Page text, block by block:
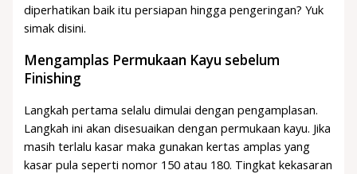
diperhatikan baik itu persiapan hingga pengeringan? Yuk
simak disini.
Mengamplas Permukaan Kayu sebelum
Finishing
Langkah pertama selalu dimulai dengan pengamplasan.
Langkah ini akan disesuaikan dengan permukaan kayu. Jika
masih terlalu kasar maka gunakan kertas amplas yang
kasar pula seperti nomor 150 atau 180. Tingkat kekasaran